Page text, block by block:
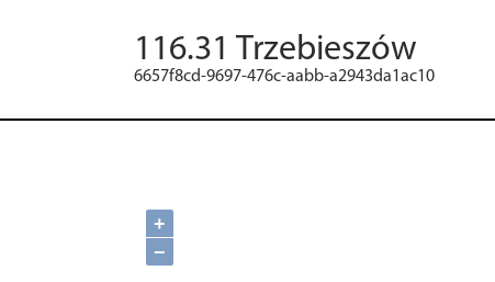
116.31 Trzebieszów
6657f8cd-9697-476c-aabb-a2943da1ac10
+
−